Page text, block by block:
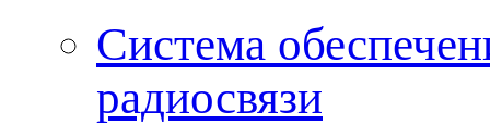
Система
радиосвязи